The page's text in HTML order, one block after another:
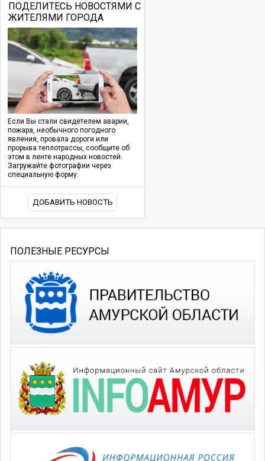
ПОДЕЛИТЕСЬ НОВОСТЯМИ С
ЖИТЕЛЯМИ ГОРОДА
Если Вы стали свидетелем аварии,
пожара, необычного погодного
явления, провала дороги или
прорыва теплотрассы, сообщите об
этом в ленте народных новостей.
Загружайте фотографии через
специальную форму.
ДОБАВИТЬ НОВОСТЬ
ПОЛЕЗНЫЕ РЕСУРСЫ